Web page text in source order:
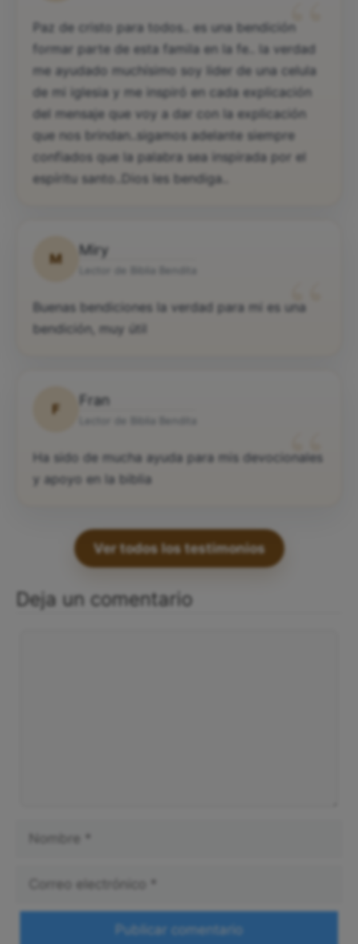
“
Paz de cristo para todos.. es una bendición
formar parte de esta famila en la fe.. la verdad
me ayudado muchísimo soy lider de una celula
de mi iglesia y me inspiró en cada explicación
del mensaje que voy a dar con la explicación
que nos brindan..sigamos adelante siempre
confiados que la palabra sea inspirada por el
espíritu santo..Dios les bendiga..
M
Miry
“
Buenas bendiciones la verdad para mi es una
bendición, muy útil
F
Fran
“
Ha sido de mucha ayuda para mis devocionales
y apoyo en la biblia
Ver todos los testimonios
Deja un comentario